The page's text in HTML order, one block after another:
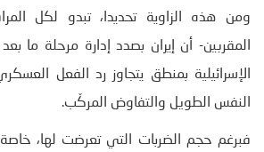
ومن هذه الزاوية تحديدا، تبدو لكل
المقربين- أن إيران بصدد إدارة مرحلة ما
الإسرائيلية بمنطق يتجاوز رد الفعل
النفس الطويل والتفاوض المركّب.
فبرغم حجم الضربات التي تعرضت لها،